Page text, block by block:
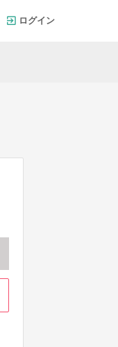
ログイン